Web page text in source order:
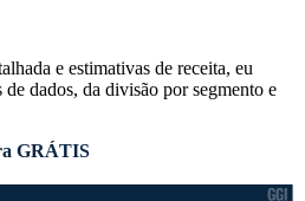
e estimativas de receita, eu
de dados, da divisão por segmento e
GRÁTIS